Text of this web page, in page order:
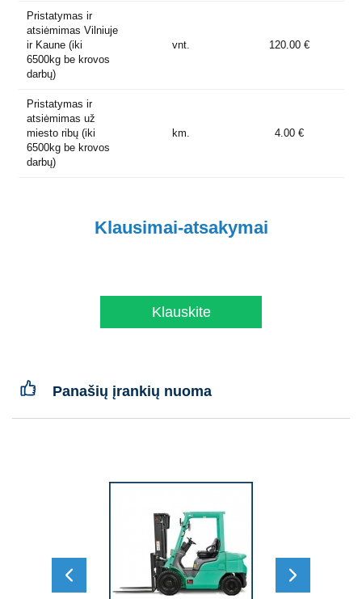
Pristatymas ir
atsiėmimas Vilniuje
ir Kaune (iki
6500kg be krovos
darbų)
vnt. 120.00 €
Pristatymas ir
atsiėmimas už
miesto ribų (iki
6500kg be krovos
darbų)
km. 4.00 €
Klausimai-atsakymai
Klauskite
Panašių įrankių nuoma